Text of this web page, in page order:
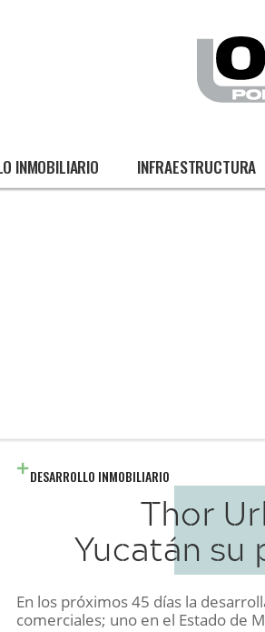
INMOBILIARIO INFRAESTRUCTURA
DESARROLLO INMOBILIARIO
Thor
Yucatán su
En los próximos 45 días la
comerciales; uno en el Estado de